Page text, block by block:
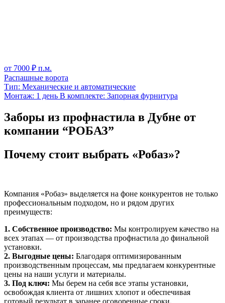
от 7000 ₽ п.м.
Распашные ворота
Тип: Механические и автоматические
Монтаж: 1 день В комплекте: Запорная фурнитура
Заборы из профнастила в Дубне от
компании “РОБАЗ”
Почему стоит выбрать «Робаз»?
Компания «Робаз» выделяется на фоне конкурентов не только
профессиональным подходом, но и рядом других
преимуществ:
1. Собственное производство: Мы контролируем качество на
всех этапах — от производства профнастила до финальной
установки.
2. Выгодные цены: Благодаря оптимизированным
производственным процессам, мы предлагаем конкурентные
цены на наши услуги и материалы.
3. Под ключ: Мы берем на себя все этапы установки,
освобождая клиента от лишних хлопот и обеспечивая
готовый результат в заранее оговоренные сроки.